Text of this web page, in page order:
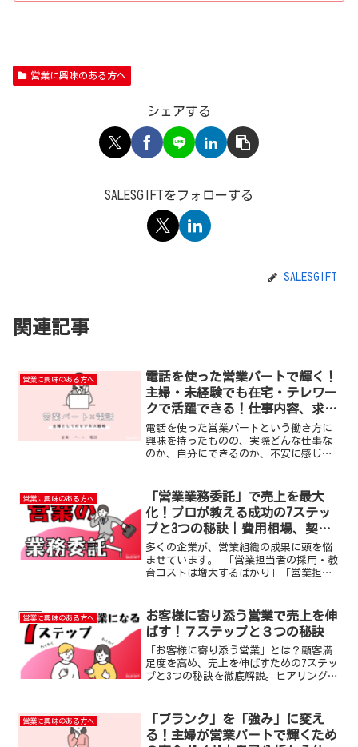
営業に興味のある方へ
シェアする
SALESGIFTをフォローする
SALESGIFT
関連記事
営業に興味のある方へ
電話を使った営業パートで輝く！
主婦・未経験でも在宅・テレワー
クで活躍できる！仕事内容、求
人、成功の秘訣まで徹底解説
電話を使った営業パートという働き方に
興味を持ったものの、実際どんな仕事な
のか、自分にできるのか、不安に感じて
培ってきた知識やスキルを活かし、電話
を使った営業パートの仕事...
営業に興味のある方へ
「営業業務委託」で売上を最大
化！プロが教える成功の7ステッ
プと3つの秘訣｜費用相場、契約
形態、選び方まで徹底解説
多くの企業が、営業組織の成果に頭を悩
ませています。 「営業担当者の採用・教
育コストは増大するばかり」「営業担当
ものの、現場レベルでの実行力が伴って
いない」 これらの課題...
営業に興味のある方へ
お客様に寄り添う営業で売上を伸
ばす！７ステップと３つの秘訣
「お客様に寄り添う営業」とは？顧客満
足度を高め、売上を伸ばすための7ステッ
プと3つの秘訣を徹底解説。ヒアリング、
目指しましょう。
営業に興味のある方へ
「ブランク」を「強み」に変え
る！主婦が営業パートで輝くため